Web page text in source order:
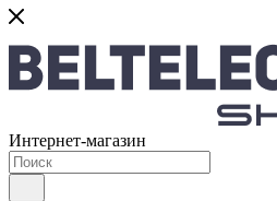
Интернет-магазин